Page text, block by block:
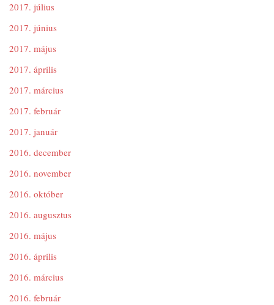
2017. július
2017. június
2017. május
2017. április
2017. március
2017. február
2017. január
2016. december
2016. november
2016. október
2016. augusztus
2016. május
2016. április
2016. március
2016. február